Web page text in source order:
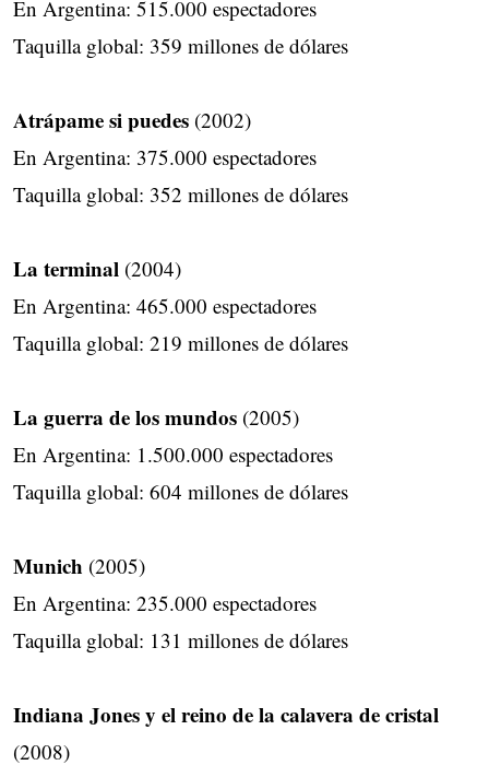
En Argentina: 515.000 espectadores
Taquilla global: 359 millones de dólares
Atrápame si puedes (2002)
En Argentina: 375.000 espectadores
Taquilla global: 352 millones de dólares
La terminal (2004)
En Argentina: 465.000 espectadores
Taquilla global: 219 millones de dólares
La guerra de los mundos (2005)
En Argentina: 1.500.000 espectadores
Taquilla global: 604 millones de dólares
Munich (2005)
En Argentina: 235.000 espectadores
Taquilla global: 131 millones de dólares
Indiana Jones y el reino de la calavera de cristal
(2008)